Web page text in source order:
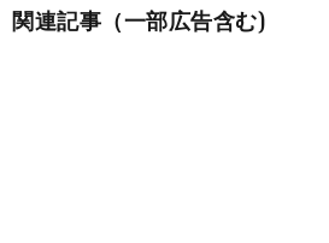
関連記事（一部広告含む)